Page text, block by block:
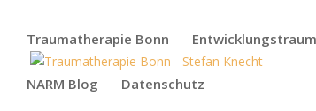
Traumatherapie Bonn
NARM Blog Datenschutz